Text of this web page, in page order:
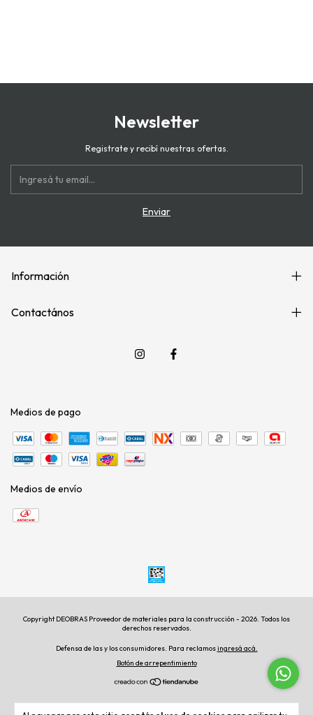
Newsletter
Registrate y recibí nuestras ofertas.
Información
Contactános
Medios de pago
Medios de envío
Copyright DEOBRAS Proveedor de materiales para la construcción - 2026. Todos los
derechos reservados.
Defensa de las y los consumidores. Para reclamosingresá acá.
Botón de arrepentimiento